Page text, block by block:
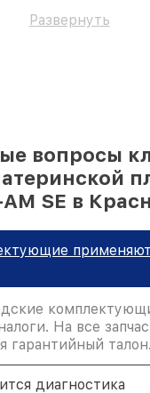
Развернуть
вопросы
SE в
На все
гарантийный талон.
диагностика